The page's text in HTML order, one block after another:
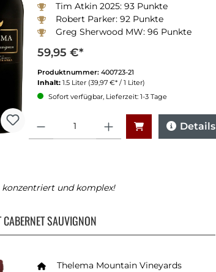
Tim Atkin 2025: 93 Punkte
Robert Parker: 92 Punkte
Greg Sherwood MW: 96 Punkte
59,95 €*
Produktnummer: 400723-21
Inhalt: 1.5 Liter (39,97 €* / 1 Liter)
Sofort verfügbar, Lieferzeit: 1-3 Tage
Details
konzentriert und komplex!
SAUVIGNON
Thelema Mountain Vineyards